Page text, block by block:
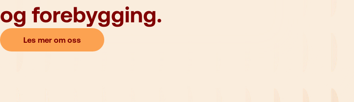
og forebygging.
Les mer om oss